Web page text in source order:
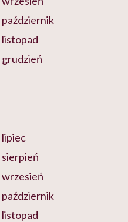
październik
listopad
grudzień
lipiec
sierpień
wrzesień
październik
listopad